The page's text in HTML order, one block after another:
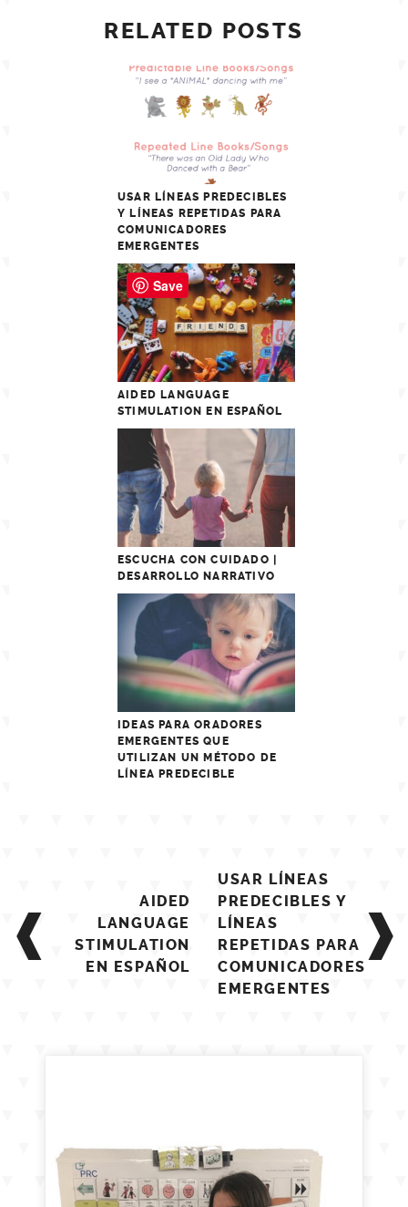
RELATED POSTS
USAR LÍNEAS PREDECIBLES
Y LÍNEAS REPETIDAS PARA
COMUNICADORES
EMERGENTES
AIDED LANGUAGE
STIMULATION EN ESPAÑOL
ESCUCHA CON CUIDADO |
DESARROLLO NARRATIVO
IDEAS PARA ORADORES
EMERGENTES QUE
UTILIZAN UN MÉTODO DE
LÍNEA PREDECIBLE
navigationAIDED
LANGUAGE
STIMULATION
EN ESPAÑOL
USAR LÍNEAS
PREDECIBLES Y
LÍNEAS
REPETIDAS PARA
COMUNICADORES
EMERGENTES
Save